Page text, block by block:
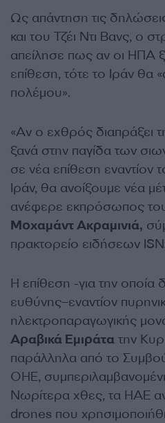
Ως απάντηση τις
και του Τζέι Ντι Βανς, ο
απείλησε πως αν οι ΗΠΑ
επίθεση, τότε το Ιράν θα
πολέμου».
«Αν ο εχθρός διαπράξει
ξανά στην παγίδα των
σε νέα επίθεση εναντίον
Ιράν, θα ανοίξουμε νέα
ανέφερε εκπρόσωπος
Μοχαμάντ Ακραμινιά,
πρακτορείο ειδήσεων
Η επίθεση -για την
ευθύνης–εναντίον
ηλεκτροπαραγωγικής
Αραβικά Εμιράτα την
παράλληλα από το
ΟΗΕ,
Νωρίτερα χθες, τα ΗΑΕ
drones που